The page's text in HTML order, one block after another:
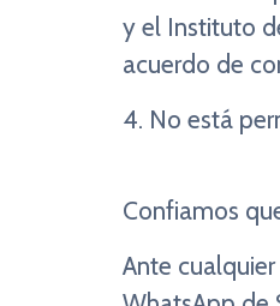
y el Instituto
acuerdo de
4. No está
Confiamos
Ante